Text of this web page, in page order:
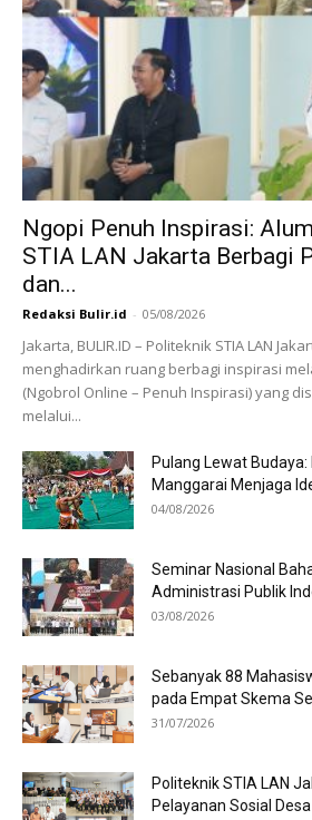
Ngopi Penuh Inspirasi:
STIA LAN Jakarta Berbagi
dan...
Redaksi Bulir.id - 05/08/2026
Jakarta, BULIR.ID – Politeknik STIA LAN
menghadirkan ruang berbagi inspirasi
(Ngobrol Online – Penuh Inspirasi) yang
melalui...
Pulang Lewat Budaya:
Manggarai Menjaga
04/08/2026
Seminar Nasional
Administrasi Publik
03/08/2026
Sebanyak 88
pada Empat Skema
31/07/2026
Politeknik STIA LAN
Pelayanan Sosial